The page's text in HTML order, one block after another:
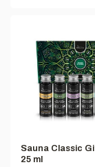
Sauna Classic
25 ml